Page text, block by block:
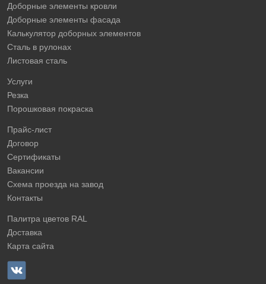
Доборные элементы кровли
Доборные элементы фасада
Калькулятор доборных элементов
Сталь в рулонах
Листовая сталь
Услуги
Резка
Порошковая покраска
Прайс-лист
Договор
Сертификаты
Вакансии
Схема проезда на завод
Контакты
Палитра цветов RAL
Доставка
Карта сайта